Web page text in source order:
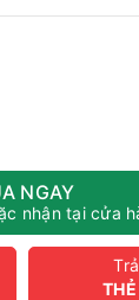
NGAY
nhận tại cửa